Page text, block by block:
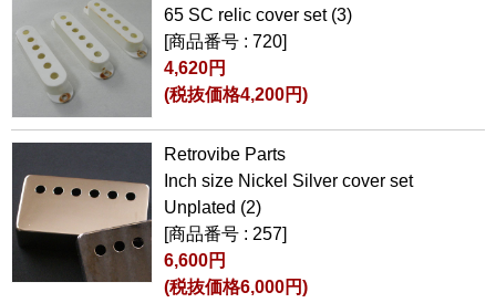
65 SC relic cover set (3)
[商品番号 : 720]
4,620円
(税抜価格4,200円)
Retrovibe Parts
Inch size Nickel Silver cover set
Unplated (2)
[商品番号 : 257]
6,600円
(税抜価格6,000円)